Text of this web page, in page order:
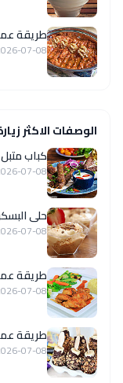
طريقة
07-08
الوصفات الاكثر
كباب
07-08
حلى
07-08
طريقة
07-08
طريقة
07-08